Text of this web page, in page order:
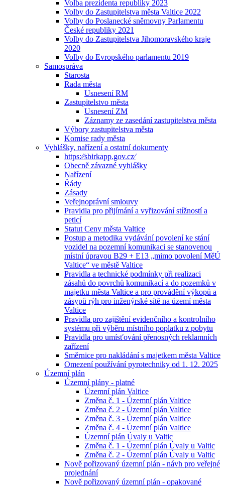
Volba prezidenta republiky 2023
Volby do Zastupitelstva města Valtice 2022
Volby do Poslanecké sněmovny Parlamentu
České republiky 2021
Volby do Zastupitelstva Jihomoravského kraje
2020
Volby do Evropského parlamentu 2019
Samospráva
Starosta
Rada města
Usnesení RM
Zastupitelstvo města
Usnesení ZM
Záznamy ze zasedání zastupitelstva města
Výbory zastupitelstva města
Komise rady města
Vyhlášky, nařízení a ostatní dokumenty
https:⁄⁄sbirkapp.gov.cz⁄
Obecně závazné vyhlášky
Nařízení
Řády
Zásady
Veřejnoprávní smlouvy
Pravidla pro přijímání a vyřizování stížností a
peticí
Statut Ceny města Valtice
Postup a metodika vydávání povolení ke stání
vozidel na pozemní komunikaci se stanovenou
místní úpravou B29 + E13 „mimo povolení MěÚ
Valtice“ ve městě Valtice
Pravidla a technické podmínky při realizaci
zásahů do povrchů komunikací a do pozemků v
majetku města Valtice a pro provádění výkopů a
zásypů rýh pro inženýrské sítě na území města
Valtice
Pravidla pro zajištění evidenčního a kontrolního
systému při výběru místního poplatku z pobytu
Pravidla pro umísťování přenosných reklamních
zařízení
Směrnice pro nakládání s majetkem města Valtice
Omezení používání pyrotechniky od 1. 12. 2025
Územní plán
Územní plány - platné
Územní plán Valtice
Změna č. 1 - Územní plán Valtice
Změna č. 2 - Územní plán Valtice
Změna č. 3 - Územní plán Valtice
Změna č. 4 - Územní plán Valtice
Územní plán Úvaly u Valtic
Změna č. 1 - Územní plán Úvaly u Valtic
Změna č. 2 - Územní plán Úvaly u Valtic
Nově pořizovaný územní plán - návh pro veřejné
projednání
Nově pořizovaný územní plán - opakované